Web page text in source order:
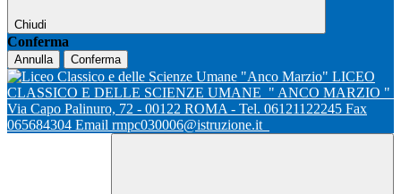
Chiudi
Conferma
Annulla Conferma
LICEO
CLASSICO E DELLE SCIENZE UMANE " ANCO MARZIO "
Via Capo Palinuro, 72 - 00122 ROMA - Tel. 06121122245 Fax
065684304 Email rmpc030006@istruzione.it